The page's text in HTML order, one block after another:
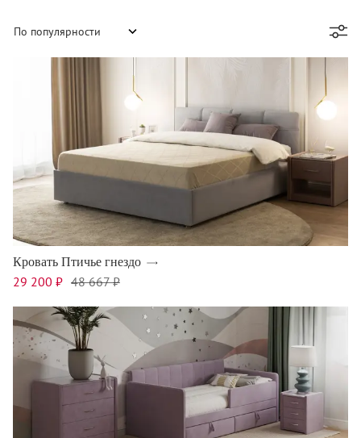
Кровать Птичье гнездо
29 200 ₽ 48 667 ₽